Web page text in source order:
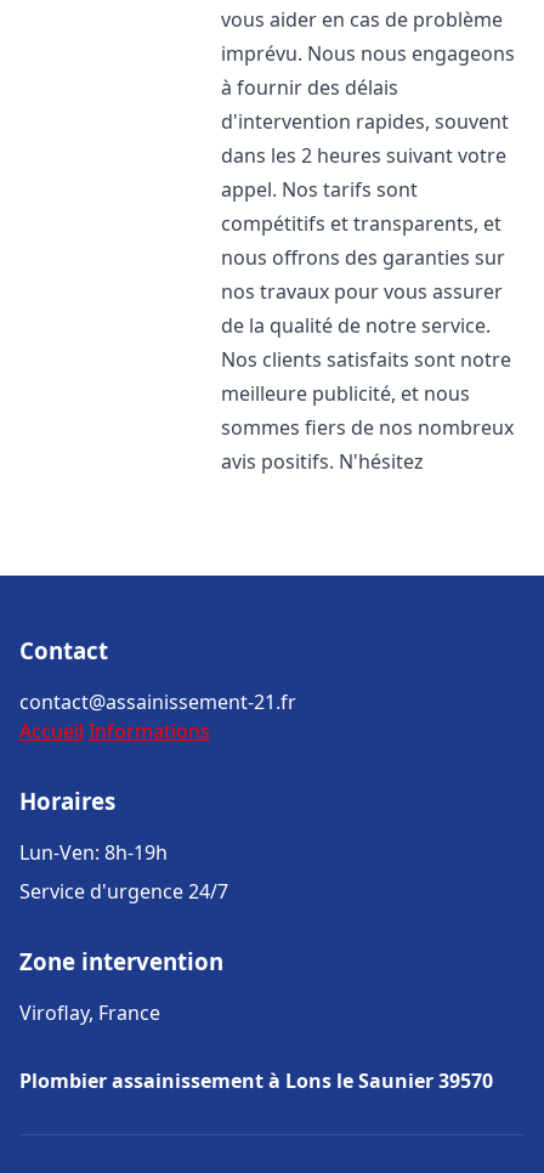
vous aider en cas de problème
imprévu. Nous nous engageons
à fournir des délais
d'intervention rapides, souvent
dans les 2 heures suivant votre
appel. Nos tarifs sont
compétitifs et transparents, et
nous offrons des garanties sur
nos travaux pour vous assurer
de la qualité de notre service.
Nos clients satisfaits sont notre
meilleure publicité, et nous
sommes fiers de nos nombreux
avis positifs. N'hésitez
Contact
contact@assainissement-21.fr
Accueil Informations
Horaires
Lun-Ven: 8h-19h
Service d'urgence 24/7
Zone intervention
Viroflay, France
Plombier assainissement à Lons le Saunier 39570